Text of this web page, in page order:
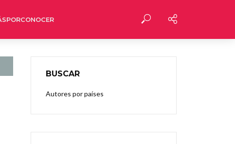
BUSCAR
Autores por países